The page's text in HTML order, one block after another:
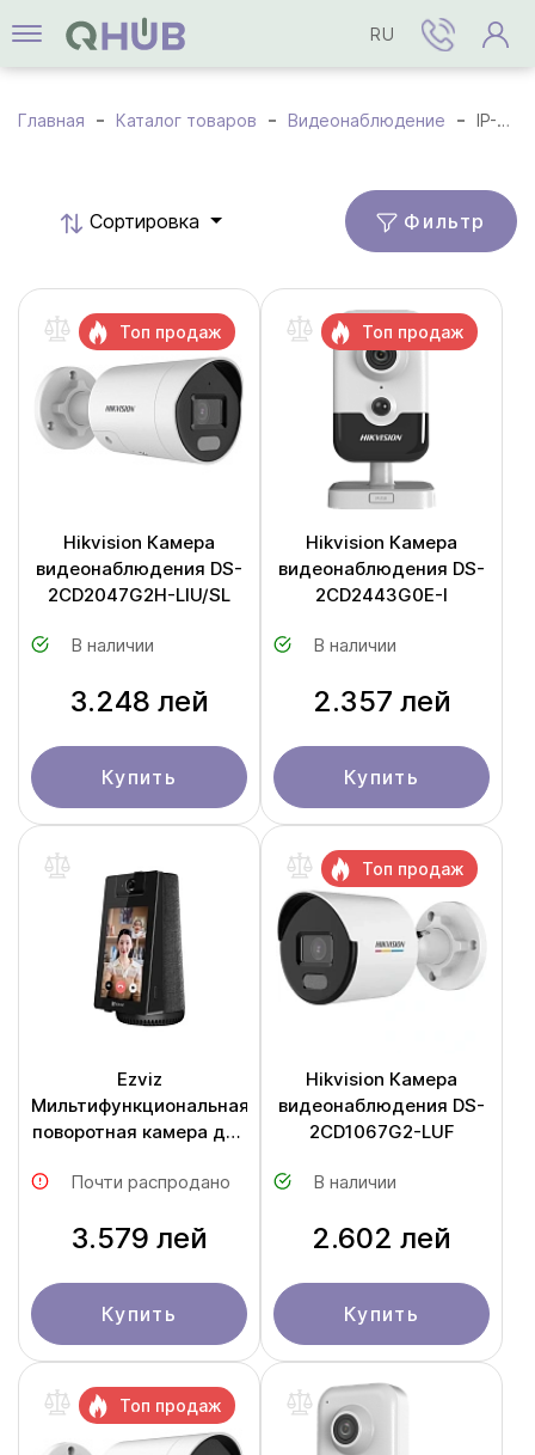
RU
Главная Каталог товаров Видеонаблюдение IP-камеры
Cортировка Фильтр
Hikvision Камера
видеонаблюдения DS-
2CD2047G2H-LIU/SL
В наличии
3.248 лей
Купить
Топ продаж
Hikvision Камера
видеонаблюдения DS-
2CD2443G0E-I
В наличии
2.357 лей
Купить
Топ продаж
Ezviz
Мильтифункциональная
поворотная камера для
S10-R101-1M4WFK (S10)
Почти распродано
3.579 лей
Купить
Hikvision Камера
видеонаблюдения DS-
2CD1067G2-LUF
В наличии
2.602 лей
Купить
Топ продаж
Топ продаж